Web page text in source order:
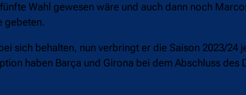
Wahl gewesen wäre und auch dann noch
gebeten.
sich behalten, nun verbringt er die Saison 2023/24
haben Barça und Girona bei dem Abschluss